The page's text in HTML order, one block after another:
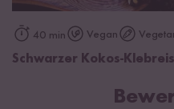
40 min Vegan
Schwarzer Kokos-Klebreis